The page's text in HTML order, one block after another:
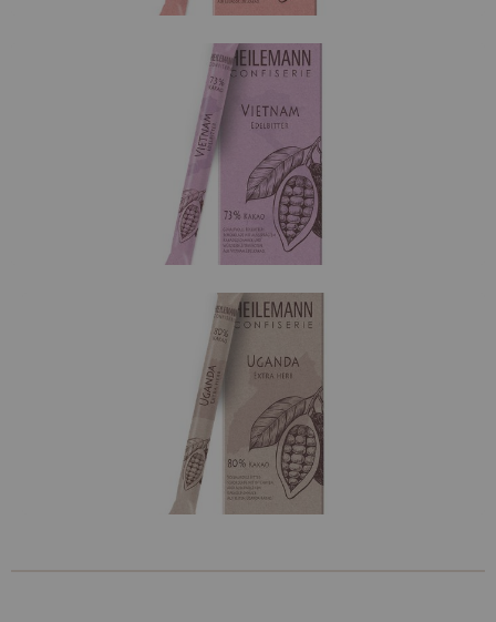
Vietnam Edelbitter 73 %
Edelbitterschokolade aus Trinitario-Kakao mit
ausgeprägtem Kakaogeschmack
, hellem
Mokka
und den warmen
Untertönen des Holzes
Uganda extra herb 80 %
Kräftige Bitterschokolade mit vollmundiger,
Kakaointensität
, begleitet von einer
säuerlichen
Note von